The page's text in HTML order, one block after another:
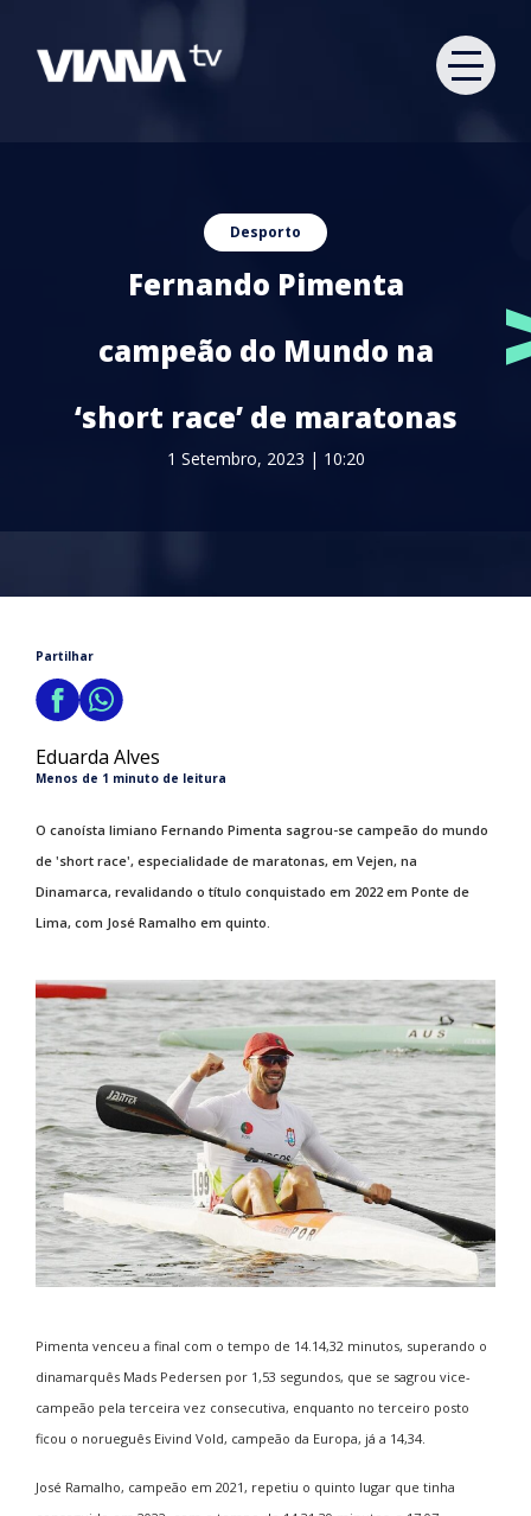
Desporto
Fernando Pimenta
campeão do Mundo na
‘short race’ de maratonas
1 Setembro, 2023 | 10:20
Partilhar
Eduarda Alves
Menos de 1 minuto de leitura
O canoísta limiano Fernando Pimenta sagrou-se campeão do mundo
de 'short race', especialidade de maratonas, em Vejen, na
Dinamarca, revalidando o título conquistado em 2022 em Ponte de
Lima, com José Ramalho em quinto.
Pimenta venceu a final com o tempo de 14.14,32 minutos, superando o
dinamarquês Mads Pedersen por 1,53 segundos, que se sagrou vice-
campeão pela terceira vez consecutiva, enquanto no terceiro posto
ficou o norueguês Eivind Vold, campeão da Europa, já a 14,34.
José Ramalho, campeão em 2021, repetiu o quinto lugar que tinha